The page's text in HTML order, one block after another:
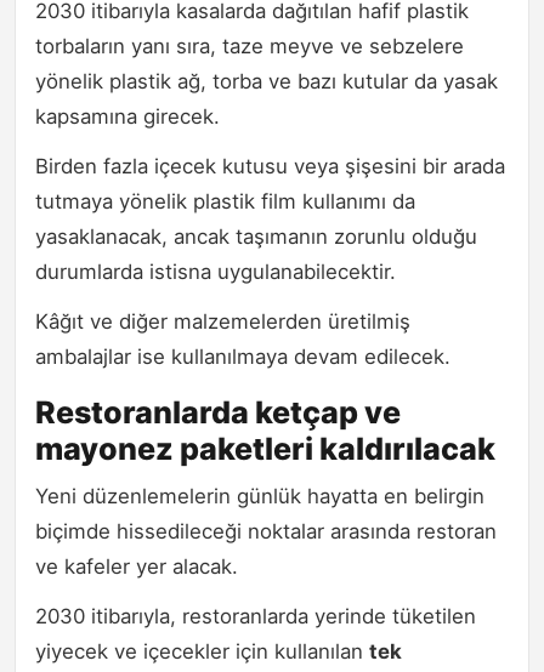
2030 itibarıyla kasalarda dağıtılan hafif plastik
torbaların yanı sıra, taze meyve ve sebzelere
yönelik plastik ağ, torba ve bazı kutular da yasak
kapsamına girecek.
Birden fazla içecek kutusu veya şişesini bir arada
tutmaya yönelik plastik film kullanımı da
yasaklanacak, ancak taşımanın zorunlu olduğu
durumlarda istisna uygulanabilecektir.
Kâğıt ve diğer malzemelerden üretilmiş
ambalajlar ise kullanılmaya devam edilecek.
Restoranlarda ketçap ve
mayonez paketleri kaldırılacak
Yeni düzenlemelerin günlük hayatta en belirgin
biçimde hissedileceği noktalar arasında restoran
ve kafeler yer alacak.
2030 itibarıyla, restoranlarda yerinde tüketilen
yiyecek ve içecekler için kullanılan tek